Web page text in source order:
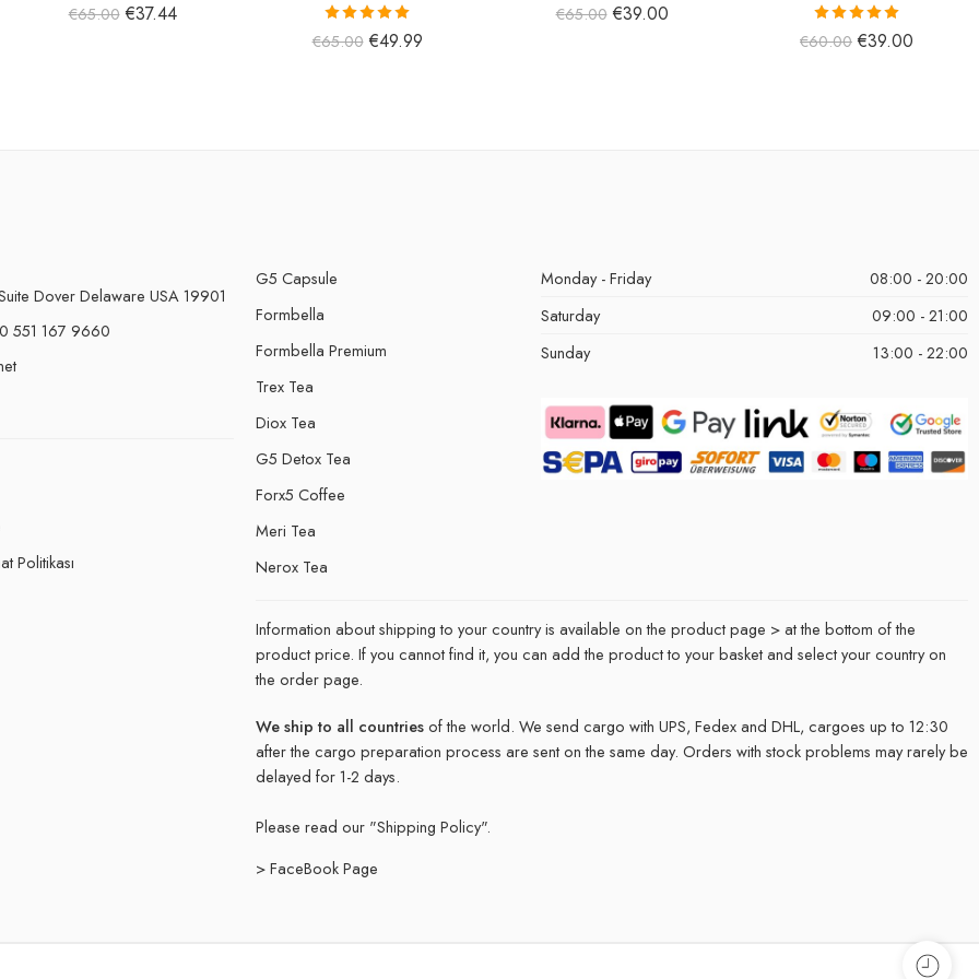
€65.00 €37.44
5 üzerinden
5.00oy aldı
€65.00 €49.99
€65.00 €39.00
5 üzerinden
5.00oy aldı
€60.00 €39.00
Dover Delaware USA 19901
551 167 9660
Politikası
G5 Capsule
Formbella
Formbella Premium
Trex Tea
Diox Tea
G5 Detox Tea
Forx5 Coffee
Meri Tea
Nerox Tea
Monday - Friday
08:00 - 20:00
Saturday
09:00 - 21:00
Sunday
13:00 - 22:00
Information about shipping to your country is available on the product page > at the bottom of the
product price. If you cannot find it, you can add the product to your basket and select your country on
the order page.
We ship to all countriesof the world. We send cargo with UPS, Fedex and DHL, cargoes up to 12:30
after the cargo preparation process are sent on the same day. Orders with stock problems may rarely be
delayed for 1-2 days.
Please read our "Shipping Policy".
> FaceBook Page